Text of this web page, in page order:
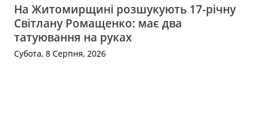
На Житомирщині розшукують 17-річну
Світлану Ромащенко: має два
татуювання на руках
Субота, 8 Серпня, 2026